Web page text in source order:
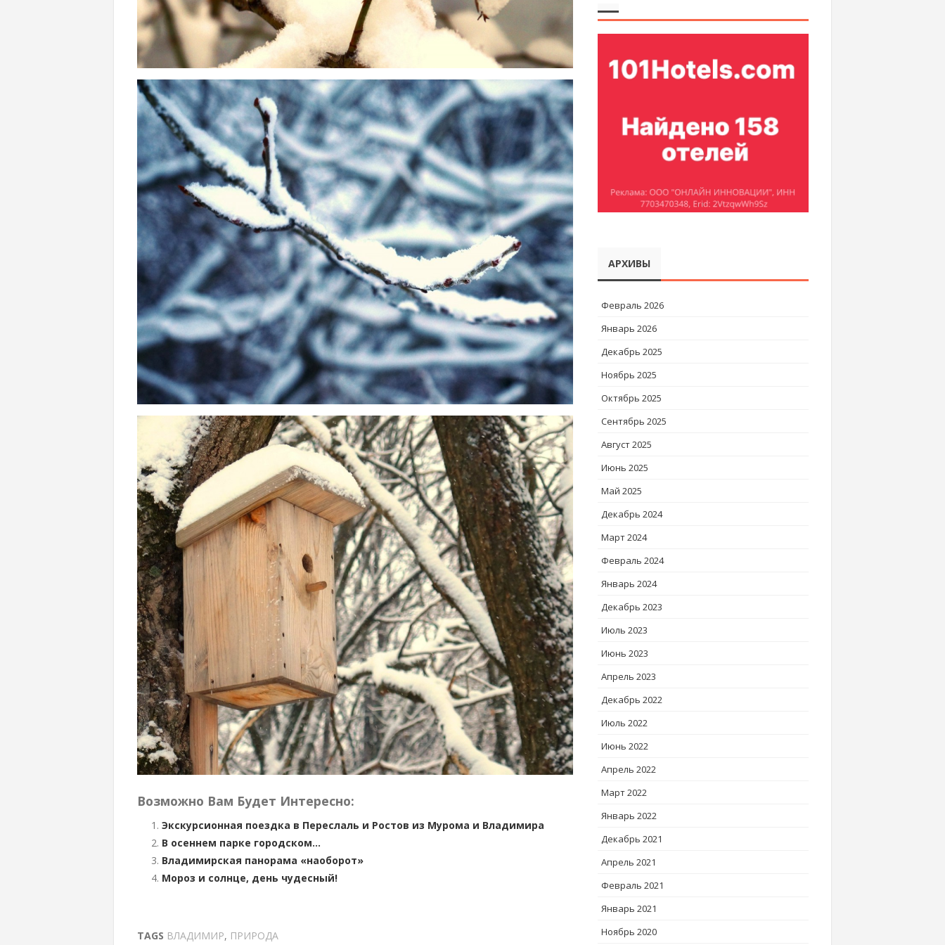
Возможно Вам Будет Интересно:
Экскурсионная поездка в Переслаль и Ростов из Мурома и Владимира
В осеннем парке городском…
Владимирская панорама «наоборот»
Мороз и солнце, день чудесный!
TAGS ВЛАДИМИР, ПРИРОДА
АРХИВЫ
Февраль 2026
Январь 2026
Декабрь 2025
Ноябрь 2025
Октябрь 2025
Сентябрь 2025
Август 2025
Июнь 2025
Май 2025
Декабрь 2024
Март 2024
Февраль 2024
Январь 2024
Декабрь 2023
Июль 2023
Июнь 2023
Апрель 2023
Декабрь 2022
Июль 2022
Июнь 2022
Апрель 2022
Март 2022
Январь 2022
Декабрь 2021
Апрель 2021
Февраль 2021
Январь 2021
Ноябрь 2020